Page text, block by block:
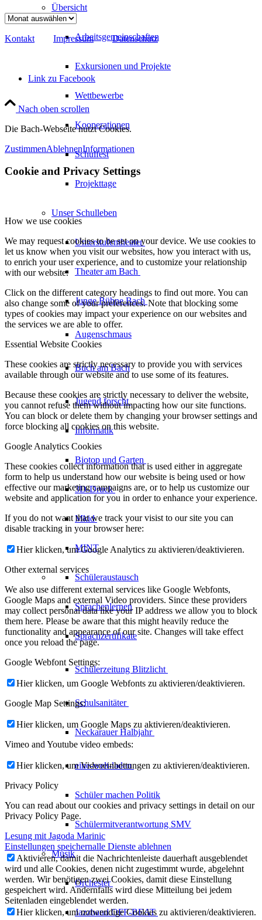
Übersicht
Arbeitsgemeinschaften
Exkursionen und Projekte
Wettbewerbe
Kooperationen
Schulfest
Projekttage
Unser Schulleben
Unterstufentheater
Theater am Bach
Junge BühneBach
Augenschmaus
Buch am Bach
Jugend forscht
Informatik
Biotop und Garten
3D-Druck
Mkid
MINT
Schüleraustausch
Sprachenlernen
Sprachzertifikate
Schülerzeitung Blitzlicht
Schulsanitäter
NeckarauerHalbjahr
eine-welt-laden
Schüler machen Politik
Schülermitverantwortung SMV
Musik
Orchester
JazzbandOFF-BEAT
Archiv
Kontakt Impressum Datenschutz
Link zu Facebook
Nach oben scrollen
Die Bach-Webseite nutzt Cookies.
ZustimmenAblehnenInformationen
Cookie and Privacy Settings
How we use cookies
We may request cookies to be set on your device. We use cookies to
let us know when you visit our websites, how you interact with us,
to enrich your user experience, and to customize your relationship
with our website.
Click on the different category headings to find out more. You can
also change some of your preferences. Note that blocking some
types of cookies may impact your experience on our websites and
the services we are able to offer.
Essential Website Cookies
These cookies are strictly necessary to provide you with services
available through our website and to use some of its features.
Because these cookies are strictly necessary to deliver the website,
you cannot refuse them without impacting how our site functions.
You can block or delete them by changing your browser settings and
force blocking all cookies on this website.
Google Analytics Cookies
These cookies collect information that is used either in aggregate
form to help us understand how our website is being used or how
effective our marketing campaigns are, or to help us customize our
website and application for you in order to enhance your experience.
If you do not want that we track your visist to our site you can
disable tracking in your browser here:
Hier klicken, um Google Analytics zu aktivieren/deaktivieren.
Other external services
We also use different external services like Google Webfonts,
Google Maps and external Video providers. Since these providers
may collect personal data like your IP address we allow you to block
them here. Please be aware that this might heavily reduce the
functionality and appearance of our site. Changes will take effect
once you reload the page.
Google Webfont Settings:
Hier klicken, um Google Webfonts zu aktivieren/deaktivieren.
Google Map Settings:
Hier klicken, um Google Maps zu aktivieren/deaktivieren.
Vimeo and Youtube video embeds:
Hier klicken, um Videoeinbettungen zu aktivieren/deaktivieren.
Privacy Policy
You can read about our cookies and privacy settings in detail on our
Privacy Policy Page.
Lesung mit Jagoda Marinic
Einstellungen speichernalle Dienste ablehnen
Aktivieren, damit die Nachrichtenleiste dauerhaft ausgeblendet
wird und alle Cookies, denen nicht zugestimmt wurde, abgelehnt
werden. Wir benötigen zwei Cookies, damit diese Einstellung
gespeichert wird. Andernfalls wird diese Mitteilung bei jedem
Seitenladen eingeblendet werden.
Hier klicken, um notwendige Cookies zu aktivieren/deaktivieren.